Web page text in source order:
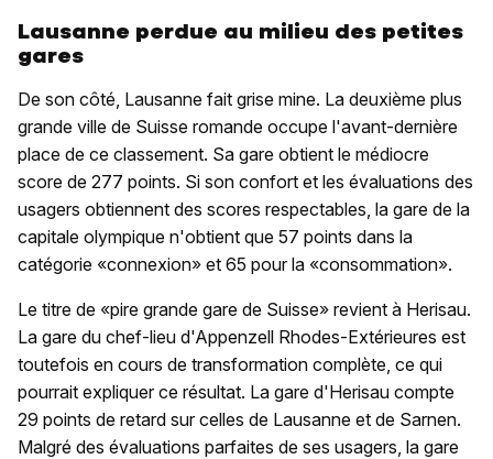
Lausanne perdue au milieu des petites
gares
De son côté, Lausanne fait grise mine. La deuxième plus
grande ville de Suisse romande occupe l'avant-dernière
place de ce classement. Sa gare obtient le médiocre
score de 277 points. Si son confort et les évaluations des
usagers obtiennent des scores respectables, la gare de la
capitale olympique n'obtient que 57 points dans la
catégorie «connexion» et 65 pour la «consommation».
Le titre de «pire grande gare de Suisse» revient à Herisau.
La gare du chef-lieu d'Appenzell Rhodes-Extérieures est
toutefois en cours de transformation complète, ce qui
pourrait expliquer ce résultat. La gare d'Herisau compte
29 points de retard sur celles de Lausanne et de Sarnen.
Malgré des évaluations parfaites de ses usagers, la gare